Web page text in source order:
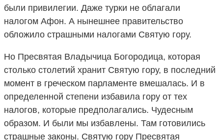
были привилегии. Даже турки не облагали
налогом Афон. А нынешнее правительство
обложило страшными налогами Святую гору.
Но Пресвятая Владычица Богородица, которая
столько столетий хранит Святую гору, в последний
момент в греческом парламенте вмешалась. И в
определенной степени избавила гору от тех
налогов, которые предполагались. Чудесным
образом. И были мы избавлены. Там готовились
страшные законы. Святую гору Пресвятая